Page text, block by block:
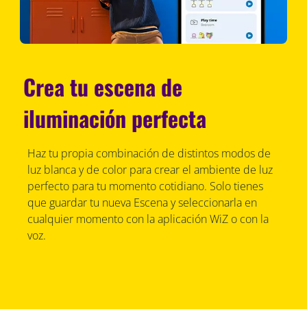
Crea tu escena de
iluminación perfecta
Haz tu propia combinación de distintos modos de
luz blanca y de color para crear el ambiente de luz
perfecto para tu momento cotidiano. Solo tienes
que guardar tu nueva Escena y seleccionarla en
cualquier momento con la aplicación WiZ o con la
voz.